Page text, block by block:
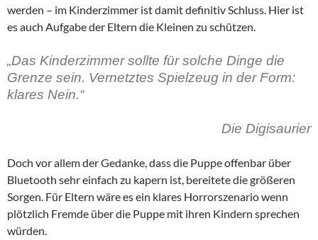
werden – im Kinderzimmer ist damit definitiv Schluss. Hier ist
es auch Aufgabe der Eltern die Kleinen zu schützen.
„Das Kinderzimmer sollte für solche Dinge die
Grenze sein. Vernetztes Spielzeug in der Form:
klares Nein.“
Die Digisaurier
Doch vor allem der Gedanke, dass die Puppe offenbar über
Bluetooth sehr einfach zu kapern ist, bereitete die größeren
Sorgen. Für Eltern wäre es ein klares Horrorszenario wenn
plötzlich Fremde über die Puppe mit ihren Kindern sprechen
würden.